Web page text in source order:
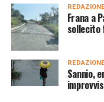
Frana a
sollecito
Sannio,